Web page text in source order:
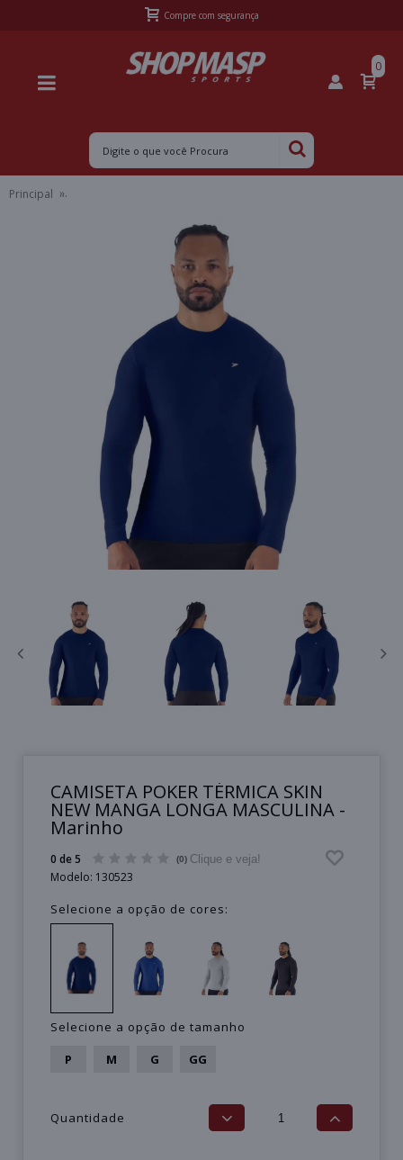
Compre com segurança
0
Principal
CAMISETA POKER TÉRMICA SKIN
NEW MANGA LONGA MASCULINA -
Marinho
0 de 5 (0) Clique e veja!
Modelo: 130523
Selecione a opção de cores:
Selecione a opção de tamanho
P
M G GG
Quantidade